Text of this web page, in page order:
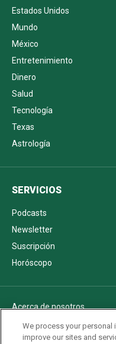
Estados Unidos
Mundo
México
Entretenimiento
Dinero
Salud
Tecnología
Texas
Astrología
SERVICIOS
Podcasts
Newsletter
Suscripción
Horóscopo
Acerca de nosotros
Politica de privacidad
Pautas Editoriales
We process your personal
improve our sites and